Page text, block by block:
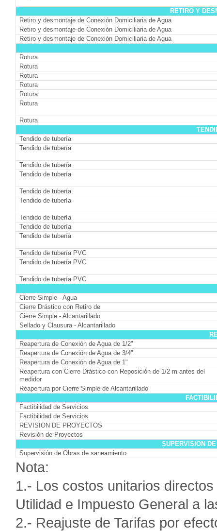
RETIRO Y
Retiro y desmontaje de Conexión Domiciliaria de Agua
Retiro y desmontaje de Conexión Domiciliaria de Agua
Retiro y desmontaje de Conexión Domiciliaria de Agua
Rotura
Rotura
Rotura
Rotura
Rotura
Rotura
Rotura
Tendido de tubería
Tendido de tubería
Tendido de tubería
Tendido de tubería
Tendido de tubería
Tendido de tubería
Tendido de tubería
Tendido de tubería
Tendido de tubería
Tendido de tubería PVC
Tendido de tubería PVC
Tendido de tubería PVC
Cierre Simple - Agua
Cierre Drástico con Retiro de
Cierre Simple - Alcantarillado
Sellado y Clausura - Alcantarillado
Reapertura de Conexión de Agua de 1/2"
Reapertura de Conexión de Agua de 3/4"
Reapertura de Conexión de Agua de 1"
Reapertura con Cierre Drástico con Reposición de 1/2 m antes del
medidor
Reapertura por Cierre Simple de Alcantarillado
Factibilidad de Servicios
Factibilidad de Servicios
REVISION DE PROYECTOS
Revisión de Proyectos
SUPERVISION
Supervisión de Obras de saneamiento
Nota:
1.- Los costos unitarios
Utilidad e Impuesto General a
2.- Reajuste de Tarifas por